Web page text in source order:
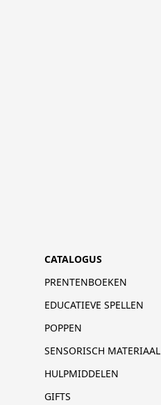
CATALOGUS
PRENTENBOEKEN
EDUCATIEVE SPELLEN
POPPEN
SENSORISCH MATERIAAL
HULPMIDDELEN
GIFTS